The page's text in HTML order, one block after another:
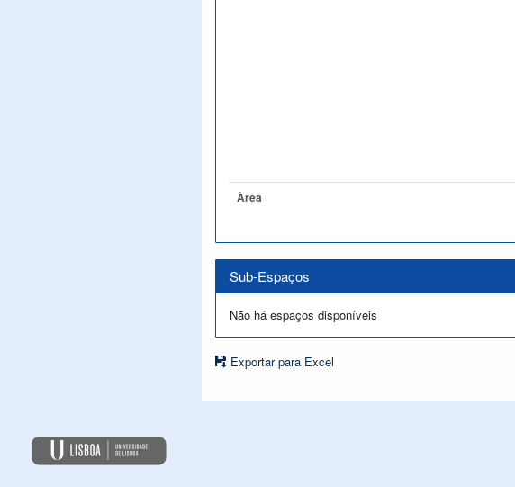
Àrea
Sub-Espaços
Não há espaços disponíveis
Exportar para Excel